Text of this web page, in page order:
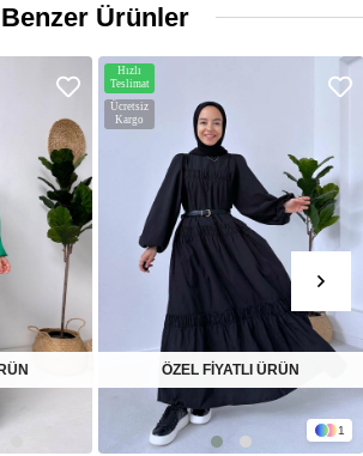
Benzer Ürünler
1
Ücretsiz
Kargo
Hızlı
Teslimat
ÖZEL FİYATLI ÜRÜN